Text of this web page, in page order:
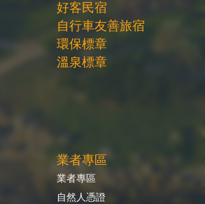
好客民宿
自行車友善旅宿
環保標章
溫泉標章
業者專區
業者專區
自然人憑證